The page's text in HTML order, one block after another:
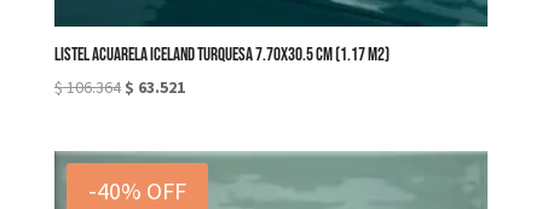
LISTEL ACUARELA ICELAND TURQUESA 7.70X30.5 cm (1.17 M2)
$106.364 El
era:
$ 106.364.
$ 63.521
es:
$ 63.521.
-40% OFF